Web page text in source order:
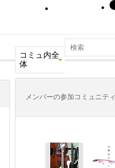
コミュ内全
体
メンバーの参加コミュニティ